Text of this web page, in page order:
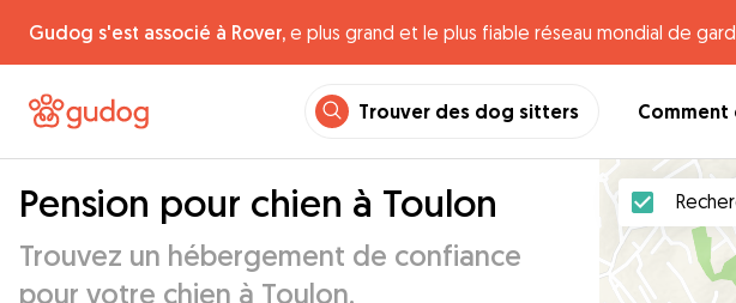
Gudog s'est associé à Rover, e plus grand et le plus fiable réseau mondial de
Trouver des dog sitters Comment
Pension pour chien à Toulon
Trouvez un hébergement de confiance
pour votre chien à Toulon.